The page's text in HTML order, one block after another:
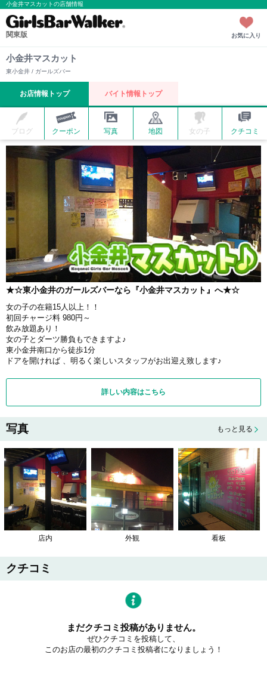
小金井マスカットの店舗情報
関東版 お気に入り
小金井マスカット
東小金井 / ガールズバー
お店情報トップ バイト情報トップ
ブログ クーポン 写真 地図 女の子 クチコミ
★☆東小金井のガールズバーなら『小金井マスカット』へ★☆
女の子の在籍15人以上！！
初回チャージ料 980円～
飲み放題あり！
女の子とダーツ勝負もできますよ♪
東小金井南口から徒歩1分
ドアを開ければ 、明るく楽しいスタッフがお出迎え致します♪
詳しい内容はこちら
写真 もっと見る
店内 外観 看板
クチコミ
まだクチコミ投稿がありません。
ぜひクチコミを投稿して、
このお店の最初のクチコミ投稿者になりましょう！